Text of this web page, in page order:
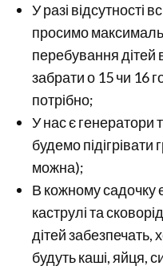
У разі відсутності
просимо
перебування
забрати о 15 чи 16
потрібно;
У нас є генератори
будемо
можна);
В кожному садочку
каструлі та
дітей забезпечать,
будуть каші, яйця,